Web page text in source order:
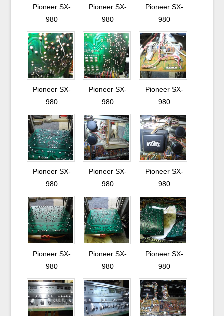
Pioneer SX-
980
Pioneer SX-
980
Pioneer SX-
980
Pioneer SX-
980
Pioneer SX-
980
Pioneer SX-
980
Pioneer SX-
980
Pioneer SX-
980
Pioneer SX-
980
Pioneer SX-
980
Pioneer SX-
980
Pioneer SX-
980